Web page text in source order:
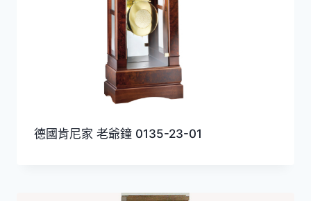
德國肯尼家 老爺鐘 0135-23-01